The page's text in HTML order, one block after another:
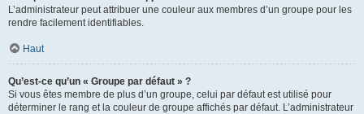
L’administrateur peut attribuer une couleur aux membres d’un groupe pour les
rendre facilement identifiables.
Haut
Qu’est-ce qu’un « Groupe par défaut » ?
Si vous êtes membre de plus d’un groupe, celui par défaut est utilisé pour
déterminer le rang et la couleur de groupe affichés par défaut. L’administrateur